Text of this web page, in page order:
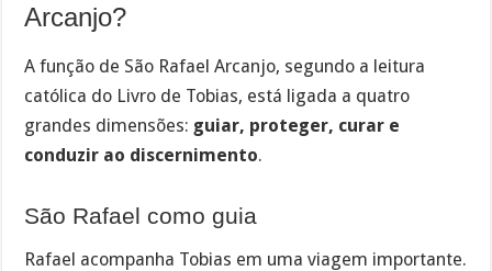
Arcanjo?
A função de São Rafael Arcanjo, segundo a leitura
católica do Livro de Tobias, está ligada a quatro
grandes dimensões: guiar, proteger, curar e
conduzir ao discernimento.
São Rafael como guia
Rafael acompanha Tobias em uma viagem importante.